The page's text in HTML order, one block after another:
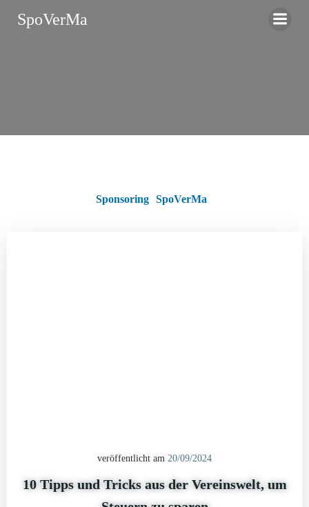
SpoVerMa
Sponsoring SpoVerMa
veröffentlicht am 20/09/2024
10 Tipps und Tricks aus der Vereinswelt, um